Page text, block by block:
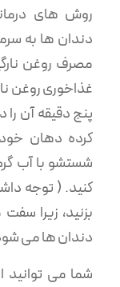
روش های
دندان ها به
مصرف روغن
غذاخوری روغن
پنج دقیقه آن
کرده دهان
شستشو با آب
کنید. ( توجه
بزنید، زیرا
دندان ها می
شما می توانید